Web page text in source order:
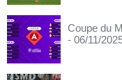
Coupe du
- 06/11/